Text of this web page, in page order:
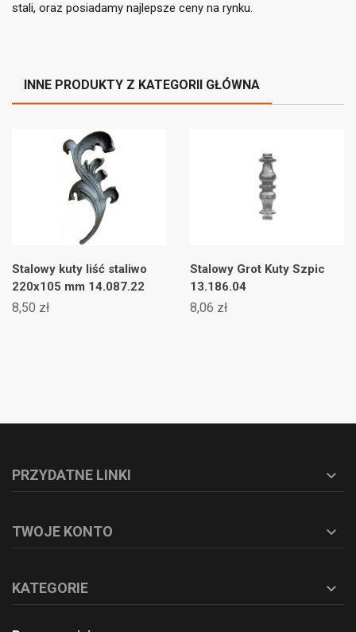
stali, oraz posiadamy najlepsze ceny na rynku.
INNE PRODUKTY Z KATEGORII GŁÓWNA
Stalowy kuty liść staliwo
220x105 mm 14.087.22
8,50 zł
Stalowy Grot Kuty Szpic
13.186.04
8,06 zł
PRZYDATNE LINKI 
TWOJE KONTO 
KATEGORIE 